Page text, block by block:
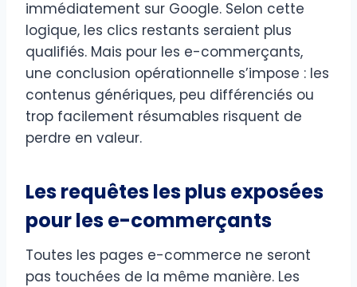
immédiatement sur Google. Selon cette
logique, les clics restants seraient plus
qualifiés. Mais pour les e-commerçants,
une conclusion opérationnelle s’impose : les
contenus génériques, peu différenciés ou
trop facilement résumables risquent de
perdre en valeur.
Les requêtes les plus exposées
pour les e-commerçants
Toutes les pages e-commerce ne seront
pas touchées de la même manière. Les